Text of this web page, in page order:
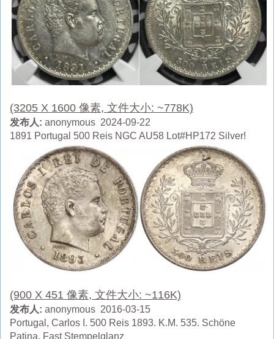
(3205 X 1600 像素, 文件大小: ~778K)
发布人: anonymous 2024-09-22
1891 Portugal 500 Reis NGC AU58 Lot#HP172 Silver!
(900 X 451 像素, 文件大小: ~116K)
发布人: anonymous 2016-03-15
Portugal, Carlos I. 500 Reis 1893. K.M. 535. Schöne
Patina. Fast Stempelglanz